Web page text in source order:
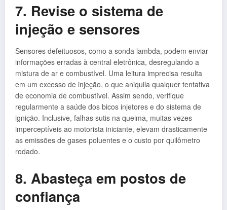
7. Revise o sistema de
injeção e sensores
Sensores defeituosos, como a sonda lambda, podem enviar
informações erradas à central eletrônica, desregulando a
mistura de ar e combustível. Uma leitura imprecisa resulta
em um excesso de injeção, o que aniquila qualquer tentativa
de economia de combustível. Assim sendo, verifique
regularmente a saúde dos bicos injetores e do sistema de
ignição. Inclusive, falhas sutis na queima, muitas vezes
imperceptíveis ao motorista iniciante, elevam drasticamente
as emissões de gases poluentes e o custo por quilômetro
rodado.
8. Abasteça em postos de
confiança